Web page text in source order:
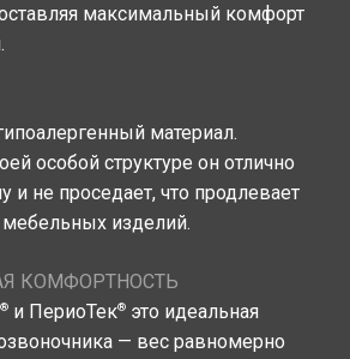
максимальный комфорт
материал.
особой структуре он отлично
и не проседает, что продлевает
изделий.
КОМФОРТНОСТЬ
® и ПериоТек® это идеальная
— вес равномерно